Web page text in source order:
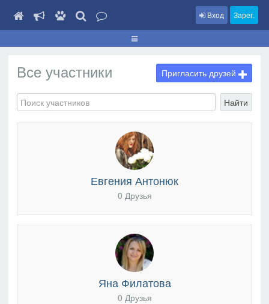
Вход Зарег.
Все участники
Найти
Пригласить друзей
Евгения Антонюк
0 Друзья
Яна Филатова
0 Друзья